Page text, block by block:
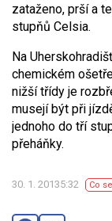
zataženo, prší a
stupňů Celsia.
Na
chemickém
nižší třídy je
musejí být při
jednoho do tří
přeháňky.
30. 1. 20135:32 Co